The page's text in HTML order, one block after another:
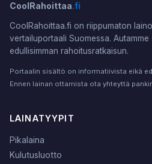
CoolRahoittaa.fi
CoolRahoittaa.fi on riippumaton
vertailuportaali Suomessa.
edullisimman rahoitusratkaisun.
Portaalin sisältö on informatiivista eikä
Ennen lainan ottamista ota yhteyttä
LAINATYYPIT
Pikalaina
Kulutusluotto